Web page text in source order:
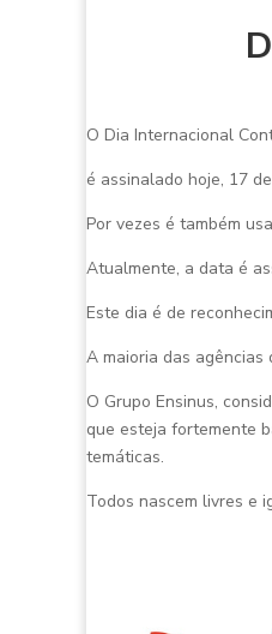
O Dia Internacional
é assinalado hoje, 17
Por vezes é também
Atualmente, a data é
Este dia é de
A maioria das agências
O Grupo Ensinus,
que esteja fortemente
temáticas.
Todos nascem livres e